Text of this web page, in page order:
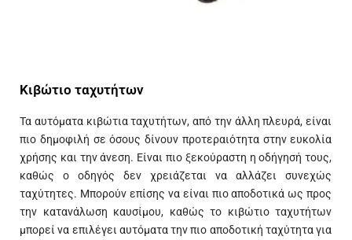
Κιβώτιο ταχυτήτων
Τα αυτόματα κιβώτια ταχυτήτων, από την άλλη πλευρά, είναι
πιο δημοφιλή σε όσους δίνουν προτεραιότητα στην ευκολία
χρήσης και την άνεση. Είναι πιο ξεκούραστη η οδήγησή τους,
καθώς ο οδηγός δεν χρειάζεται να αλλάζει συνεχώς
ταχύτητες. Μπορούν επίσης να είναι πιο αποδοτικά ως προς
την κατανάλωση καυσίμου, καθώς το κιβώτιο ταχυτήτων
μπορεί να επιλέγει αυτόματα την πιο αποδοτική ταχύτητα για